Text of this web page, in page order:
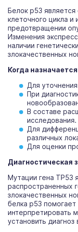
Белок p53
клеточного цикла
предотвращении
Изменения
наличии
злокачественных
Когда
Для
При
В составе
исследования.
Для
различных
Для оценки
Диагностическая
Мутации гена TP53
распространенных
злокачественных
белка p53
интерпретировать
установить